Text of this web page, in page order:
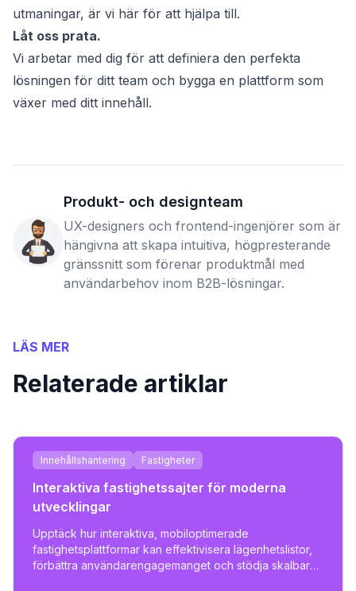
utmaningar, är vi här för att hjälpa till.
Låt oss prata.
Vi arbetar med dig för att definiera den perfekta
lösningen för ditt team och bygga en plattform som
växer med ditt innehåll.
Produkt- och designteam
UX-designers och frontend-ingenjörer som är
hängivna att skapa intuitiva, högpresterande
gränssnitt som förenar produktmål med
användarbehov inom B2B-lösningar.
LÄS MER
Relaterade artiklar
Innehållshantering Fastigheter
Interaktiva fastighetssajter för moderna
utvecklingar
Upptäck hur interaktiva, mobiloptimerade
fastighetsplattformar kan effektivisera lägenhetslistor,
förbättra användarengagemanget och stödja skalbar